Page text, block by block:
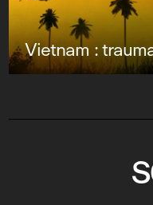
Vietnam :